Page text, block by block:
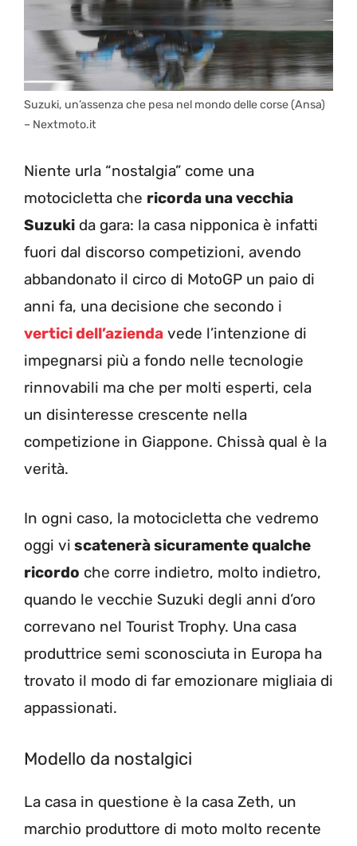
Suzuki, un’assenza che pesa nel mondo delle corse (Ansa)
– Nextmoto.it
Niente urla “nostalgia” come una
motocicletta che ricorda una vecchia
Suzuki da gara: la casa nipponica è infatti
fuori dal discorso competizioni, avendo
abbandonato il circo di MotoGP un paio di
anni fa, una decisione che secondo i
vertici dell’azienda vede l’intenzione di
impegnarsi più a fondo nelle tecnologie
rinnovabili ma che per molti esperti, cela
un disinteresse crescente nella
competizione in Giappone. Chissà qual è la
verità.
In ogni caso, la motocicletta che vedremo
oggi vi scatenerà sicuramente qualche
ricordo che corre indietro, molto indietro,
quando le vecchie Suzuki degli anni d’oro
correvano nel Tourist Trophy. Una casa
produttrice semi sconosciuta in Europa ha
trovato il modo di far emozionare migliaia di
appassionati.
Modello da nostalgici
La casa in questione è la casa Zeth, un
marchio produttore di moto molto recente